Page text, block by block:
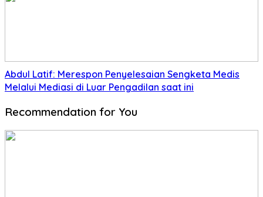
Abdul Latif: Merespon Penyelesaian Sengketa Medis
Melalui Mediasi di Luar Pengadilan saat ini
Recommendation for You